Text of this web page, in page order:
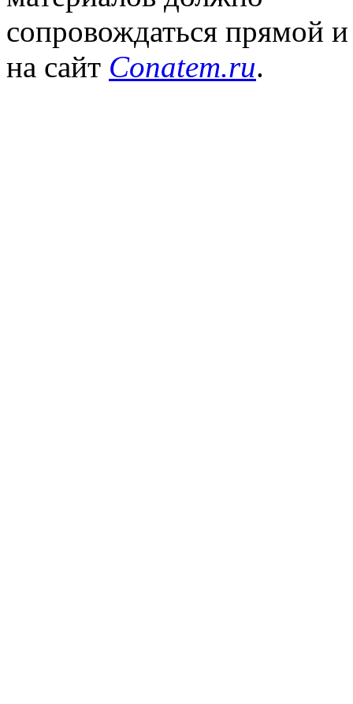
сопровождаться прямой
на сайт Conatem.ru.